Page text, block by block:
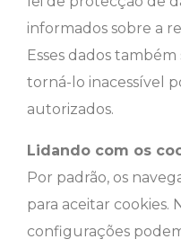
informados sobre a
Esses dados
torná-lo inacessível
autorizados.
Lidando com os
Por padrão, os
para aceitar cookies.
configurações